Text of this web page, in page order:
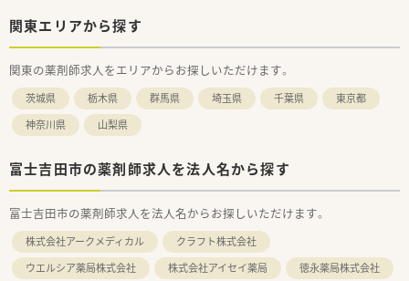
関東エリアから探す
関東の薬剤師求人をエリアからお探しいただけます。
茨城県 栃木県 群馬県 埼玉県 千葉県
東京都
神奈川県
山梨県
富士吉田市の薬剤師求人を法人名から探す
富士吉田市の薬剤師求人を法人名からお探しいただけます。
株式会社アークメディカル
クラフト株式会社
ウエルシア薬局株式会社
株式会社アイセイ薬局
徳永薬局株式会社